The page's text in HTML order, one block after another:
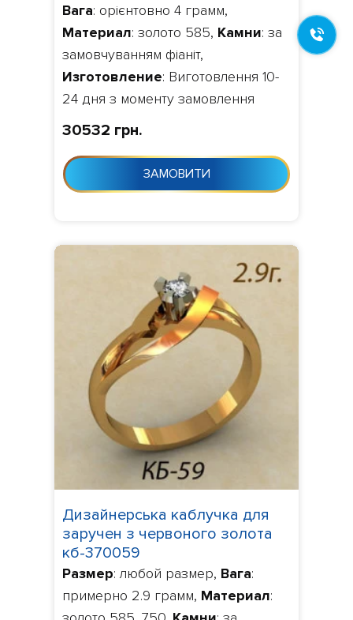
Вага: орієнтовно 4 грамм,
Материал: золото 585, Камни: за
замовчуванням фіаніт,
Изготовление: Виготовлення 10-
24 дня з моменту замовлення
30532 грн.
ЗАМОВИТИ
Дизайнерська каблучка для
заручен з червоного золота
кб-370059
Размер: любой размер, Вага:
примерно 2.9 грамм, Материал: